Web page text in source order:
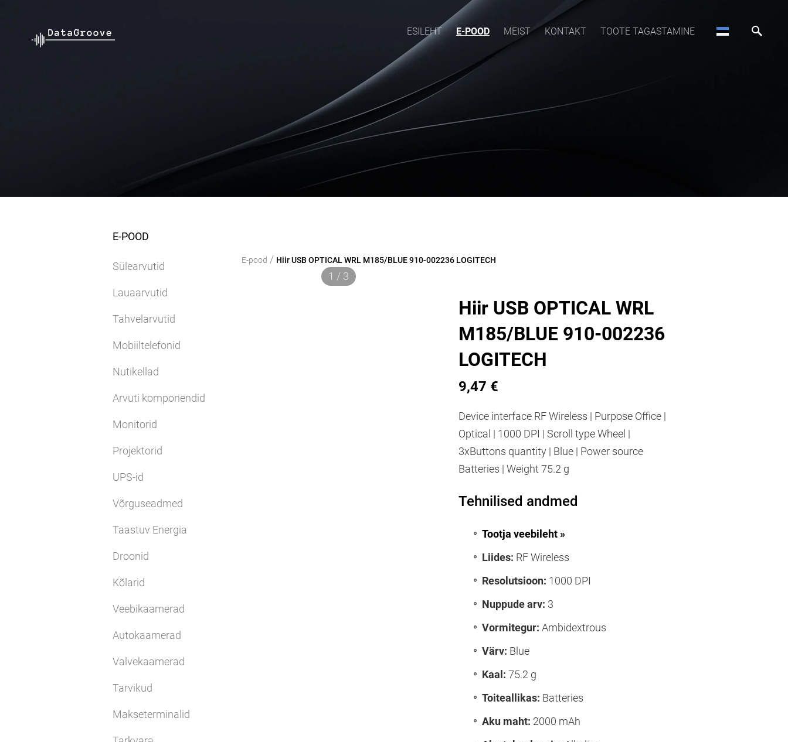
ESILEHT E-POOD MEIST KONTAKT TOOTE TAGASTAMINE
E-POOD
Sülearvutid
Lauaarvutid
Tahvelarvutid
Mobiiltelefonid
Nutikellad
Arvuti komponendid
Monitorid
Projektorid
UPS-id
Võrguseadmed
Taastuv Energia
Droonid
Kõlarid
Veebikaamerad
Autokaamerad
Valvekaamerad
Tarvikud
Makseterminalid
E-pood / Hiir USB OPTICAL WRL M185/BLUE 910-002236 LOGITECH
1 / 3
Hiir USB OPTICAL WRL
M185/BLUE 910-002236
LOGITECH
9,47 €
Device interface RF Wireless | Purpose Office |
Optical | 1000 DPI | Scroll type Wheel |
3xButtons quantity | Blue | Power source
Batteries | Weight 75.2 g
Tehnilised andmed
Tootja veebileht »
Liides: RF Wireless
Resolutsioon: 1000 DPI
Nuppude arv: 3
Vormitegur: Ambidextrous
Värv: Blue
Kaal: 75.2 g
Toiteallikas: Batteries
Aku maht: 2000 mAh